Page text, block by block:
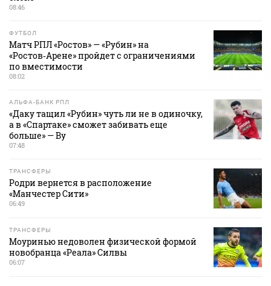
08:46
ФУТБОЛ
Матч РПЛ «Ростов» — «Рубин» на
«Ростов‑Арене» пройдет с ограничениями
по вместимости
08:02
АЛЬФА-БАНК РПЛ
«Даку тащил «Рубин» чуть ли не в одиночку,
а в «Спартаке» сможет забивать еще
больше» — Ву
07:48
ТРАНСФЕРЫ
Родри вернется в расположение
«Манчестер Сити»
06:49
ТРАНСФЕРЫ
Моуринью недоволен физической формой
новобранца «Реала» Силвы
06:07